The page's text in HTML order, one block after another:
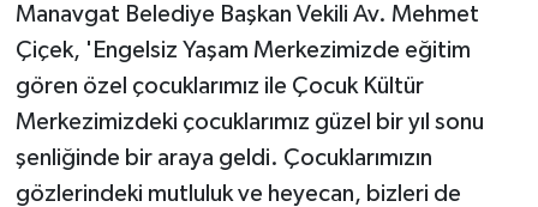
Manavgat Belediye Başkan Vekili Av. Mehmet
Çiçek, 'Engelsiz Yaşam Merkezimizde eğitim
gören özel çocuklarımız ile Çocuk Kültür
Merkezimizdeki çocuklarımız güzel bir yıl sonu
şenliğinde bir araya geldi. Çocuklarımızın
gözlerindeki mutluluk ve heyecan, bizleri de